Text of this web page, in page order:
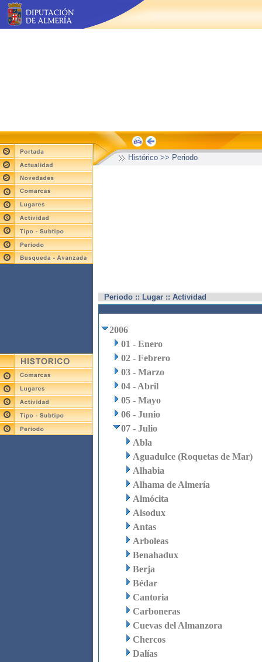
Histórico >> Periodo
Periodo :: Lugar :: Actividad
2006
01 - Enero
02 - Febrero
03 - Marzo
04 - Abril
05 - Mayo
06 - Junio
07 - Julio
Abla
Aguadulce (Roquetas de Mar)
Alhabia
Alhama de Almería
Almócita
Alsodux
Antas
Arboleas
Benahadux
Berja
Bédar
Cantoria
Carboneras
Cuevas del Almanzora
Chercos
Dalías